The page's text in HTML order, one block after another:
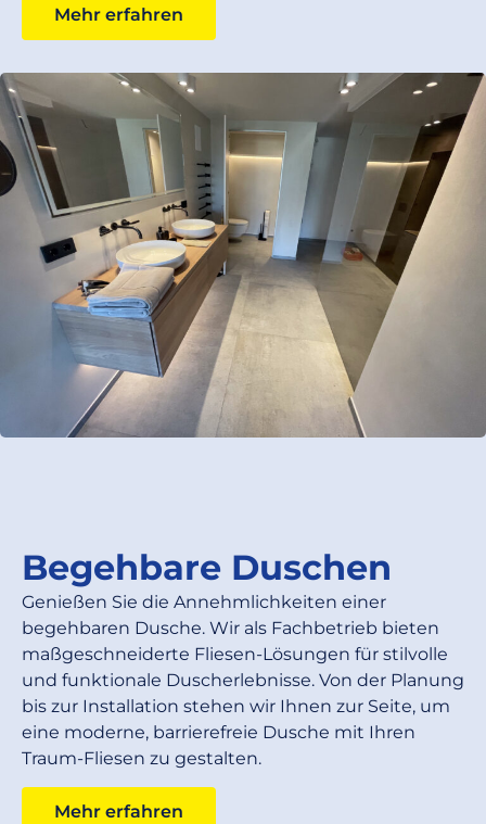
Mehr erfahren
Begehbare Duschen
Genießen Sie die Annehmlichkeiten einer
begehbaren Dusche. Wir als Fachbetrieb bieten
maßgeschneiderte Fliesen-Lösungen für stilvolle
und funktionale Duscherlebnisse. Von der Planung
bis zur Installation stehen wir Ihnen zur Seite, um
eine moderne, barrierefreie Dusche mit Ihren
Traum-Fliesen zu gestalten.
Mehr erfahren